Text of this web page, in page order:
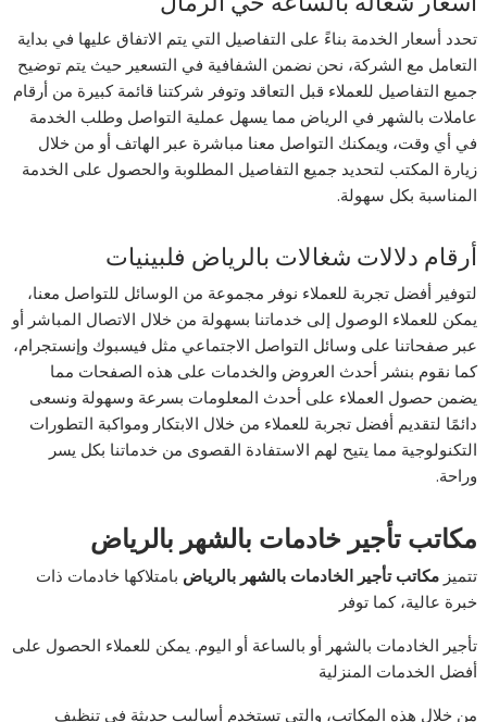
تحدد أسعار الخدمة بناءً على التفاصيل التي يتم الاتفاق عليها في بداية
التعامل مع الشركة، نحن نضمن الشفافية في التسعير حيث يتم توضيح
جميع التفاصيل للعملاء قبل التعاقد وتوفر شركتنا قائمة كبيرة من أرقام
عاملات بالشهر في الرياض مما يسهل عملية التواصل وطلب الخدمة
في أي وقت، ويمكنك التواصل معنا مباشرة عبر الهاتف أو من خلال
زيارة المكتب لتحديد جميع التفاصيل المطلوبة والحصول على الخدمة
المناسبة بكل سهولة.
أرقام دلالات شغالات بالرياض فلبينيات
لتوفير أفضل تجربة للعملاء نوفر مجموعة من الوسائل للتواصل معنا،
يمكن للعملاء الوصول إلى خدماتنا بسهولة من خلال الاتصال المباشر أو
عبر صفحاتنا على وسائل التواصل الاجتماعي مثل فيسبوك وإنستجرام،
كما نقوم بنشر أحدث العروض والخدمات على هذه الصفحات مما
يضمن حصول العملاء على أحدث المعلومات بسرعة وسهولة ونسعى
دائمًا لتقديم أفضل تجربة للعملاء من خلال الابتكار ومواكبة التطورات
التكنولوجية مما يتيح لهم الاستفادة القصوى من خدماتنا بكل يسر
وراحة.
مكاتب تأجير خادمات بالشهر بالرياض
تتميزمكاتب تأجير الخادمات بالشهر بالرياض بامتلاكها خادمات ذات
خبرة عالية، كما توفر
تأجير الخادمات بالشهر أو بالساعة أو اليوم. يمكن للعملاء الحصول على
أفضل الخدمات المنزلية
من خلال هذه المكاتب، والتي تستخدم أساليب حديثة في تنظيف